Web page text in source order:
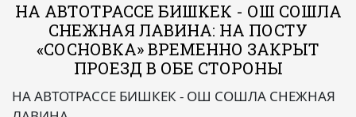
НА АВТОТРАССЕ БИШКЕК - ОШ СОШЛА
СНЕЖНАЯ ЛАВИНА: НА ПОСТУ
«СОСНОВКА» ВРЕМЕННО ЗАКРЫТ
ПРОЕЗД В ОБЕ СТОРОНЫ
НА АВТОТРАССЕ БИШКЕК - ОШ СОШЛА СНЕЖНАЯ